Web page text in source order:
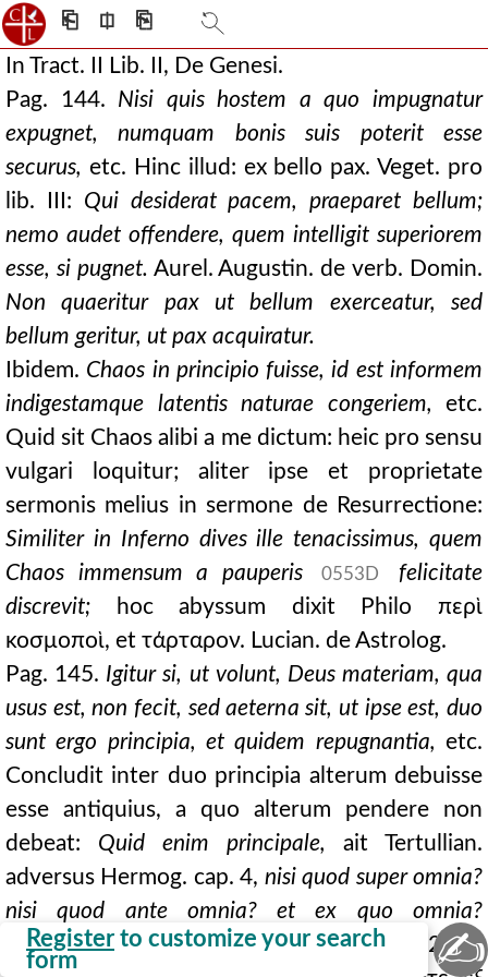
⎗ ⎅ ⎘
In Tract. II Lib. II, De Genesi.
Pag. 144. Nisi quis hostem a quo impugnatur
expugnet, numquam bonis suis poterit esse
securus, etc. Hinc illud: ex bello pax. Veget. pro
lib. III: Qui desiderat pacem, praeparet bellum;
nemo audet offendere, quem intelligit superiorem
esse, si pugnet. Aurel. Augustin. de verb. Domin.
Non quaeritur pax ut bellum exerceatur, sed
bellum geritur, ut pax acquiratur.
Ibidem. Chaos in principio fuisse, id est informem
indigestamque latentis naturae congeriem, etc.
Quid sit Chaos alibi a me dictum: heic pro sensu
vulgari loquitur; aliter ipse et proprietate
sermonis melius in sermone de Resurrectione:
Similiter in Inferno dives ille tenacissimus, quem
Chaos immensum a pauperis
0553D
felicitate
discrevit; hoc abyssum dixit Philo περὶ
κοσμοποὶ, et τάρταρον. Lucian. de Astrolog.
Pag. 145. Igitur si, ut volunt, Deus materiam, qua
usus est, non fecit, sed aeterna sit, ut ipse est, duo
sunt ergo principia, et quidem repugnantia, etc.
Concludit inter duo principia alterum debuisse
esse antiquius, a quo alterum pendere non
debeat: Quid enim principale, ait Tertullian.
adversus Hermog. cap. 4, nisi quod super omnia?
nisi quod ante omnia? et ex quo omnia?
Aristotelis natural. Auscult. lib. I, cap. 6, n. 2: δεῖ
Register to customize your search
form
✍